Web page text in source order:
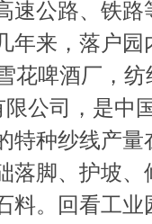
速公路、铁
年来，落户
花啤酒厂，
公司，是中
特种纱线产
落脚、护坡
料。回看工